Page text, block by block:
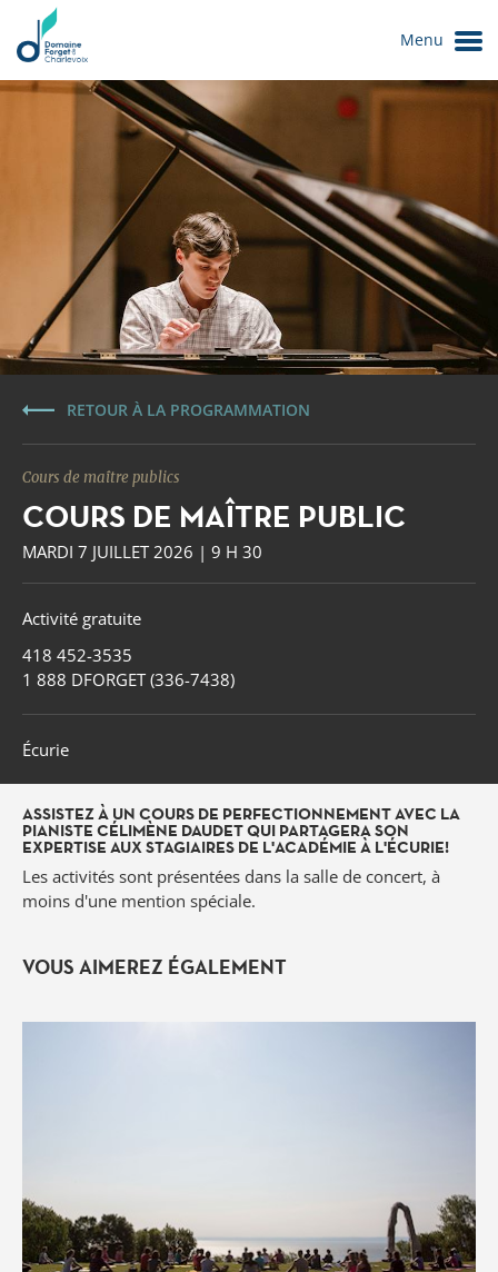
Le Domaine
Forget
Menu
RETOUR À LA PROGRAMMATION
Cours de maître publics
COURS DE MAÎTRE PUBLIC
MARDI 7 JUILLET 2026 | 9 H 30
Activité gratuite
418 452-3535
1 888 DFORGET (336-7438)
Écurie
ASSISTEZ À UN COURS DE PERFECTIONNEMENT AVEC LA
PIANISTE CÉLIMÈNE DAUDET QUI PARTAGERA SON
EXPERTISE AUX STAGIAIRES DE L'ACADÉMIE À L'ÉCURIE!
Les activités sont présentées dans la salle de concert, à
moins d'une mention spéciale.
VOUS AIMEREZ ÉGALEMENT